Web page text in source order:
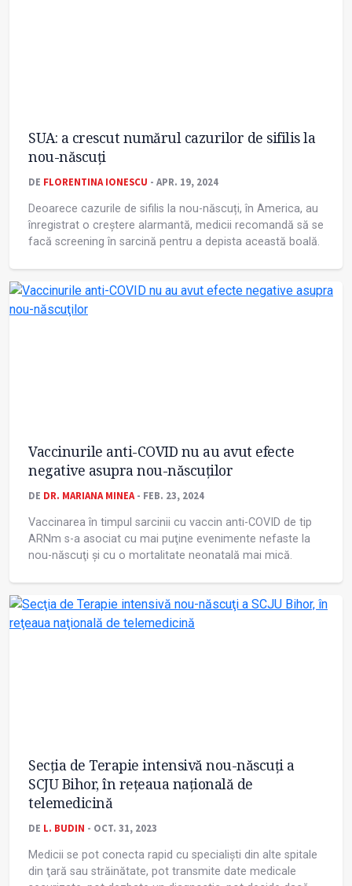
SUA: a crescut numărul cazurilor de sifilis la
nou-născuți
DE FLORENTINA IONESCU - APR. 19, 2024
Deoarece cazurile de sifilis la nou-născuți, în America, au
înregistrat o creștere alarmantă, medicii recomandă să se
facă screening în sarcină pentru a depista această boală.
Vaccinurile anti-COVID nu au avut efecte
negative asupra nou-născuţilor
DE DR. MARIANA MINEA- FEB. 23, 2024
Vaccinarea în timpul sarcinii cu vaccin anti-COVID de tip
ARNm s-a asociat cu mai puţine evenimente nefaste la
nou-născuţi și cu o mortalitate neonatală mai mică.
Secţia de Terapie intensivă nou-născuţi a
SCJU Bihor, în reţeaua naţională de
telemedicină
DE L. BUDIN - OCT. 31, 2023
Medicii se pot conecta rapid cu specialiști din alte spitale
din ţară sau străinătate, pot transmite date medicale